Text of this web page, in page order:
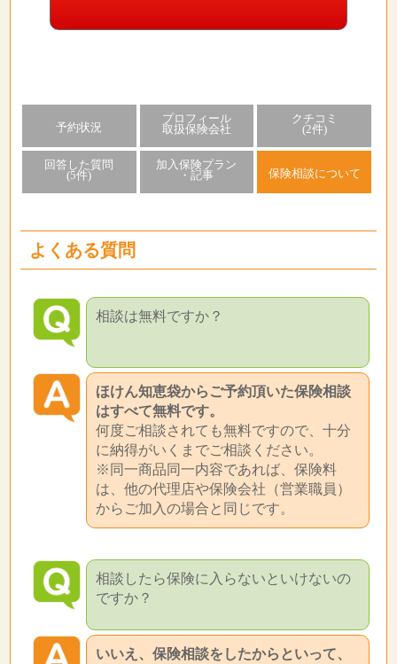
予約状況
プロフィール
取扱保険会社
クチコミ
(2件)
回答した質問
(5件)
加入保険プラン
・記事
保険相談について
よくある質問
相談は無料ですか？
ほけん知恵袋からご予約頂いた保険相談
はすべて無料です。
何度ご相談されても無料ですので、十分
に納得がいくまでご相談ください。
※同一商品同一内容であれば、保険料
は、他の代理店や保険会社（営業職員）
からご加入の場合と同じです。
相談したら保険に入らないといけないの
ですか？
いいえ、保険相談をしたからといって、